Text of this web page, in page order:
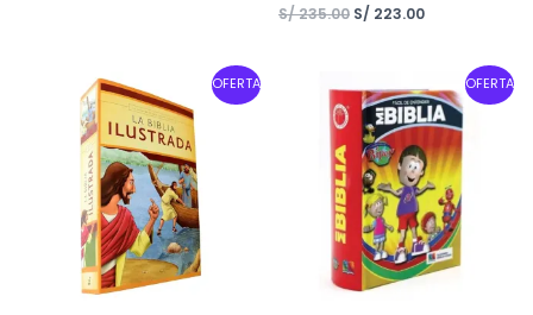
S/235.00 S/ 223.00
OFERTA
Original
price
was:
S/ 55.00.
Current
price
is:
S/ 44.00.
OFERTA
price
was:
S/ 95.00.
Current
price
is:
S/ 70.00.